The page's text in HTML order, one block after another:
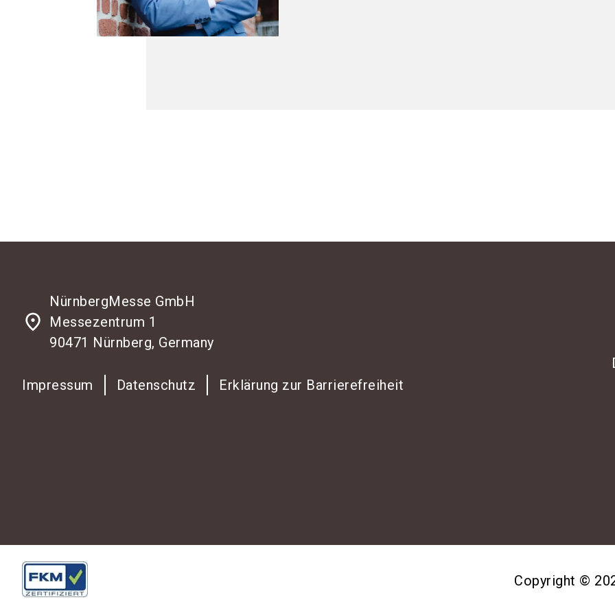
place
NürnbergMesse GmbH
Messezentrum 1
90471 Nürnberg, Germany
Impressum Datenschutz Erklärung zur Barrierefreiheit
Copyright ©